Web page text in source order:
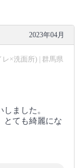
2023年04月
×洗面所) | 群馬県
ました。
とても綺麗にな